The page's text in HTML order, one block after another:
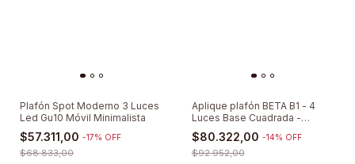
Plafón Spot Moderno 3 Luces
Led Gu10 Móvil Minimalista
$57.311,00 -17% OFF
$68.833,00
Aplique plafón BETA B1 - 4
Luces Base Cuadrada -
Dimerizable
$80.322,00 -14% OFF
$92.952,00